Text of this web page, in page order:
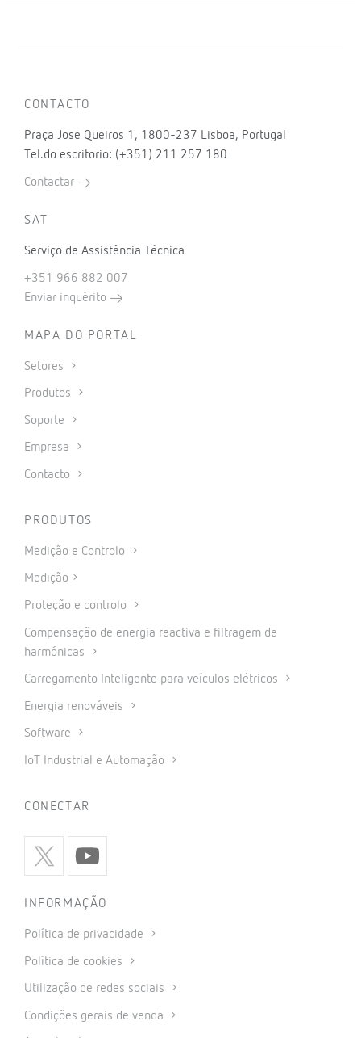
CONTACTO
Praça Jose Queiros 1, 1800-237 Lisboa, Portugal
Tel.do escritorio: (+351) 211 257 180
Contactar
SAT
Serviço de Assistência Técnica
+351 966 882 007
Enviar inquérito
MAPA DO PORTAL
Setores
Produtos
Soporte
Empresa
Contacto
PRODUTOS
Medição e Controlo
Medição
Proteção e controlo
Compensação de energia reactiva e filtragem de
harmónicas
Carregamento Inteligente para veículos elétricos
Energia renováveis
Software
IoT Industrial e Automação
CONECTAR
INFORMAÇÃO
Política de privacidade
Política de cookies
Utilização de redes sociais
Condições gerais de venda